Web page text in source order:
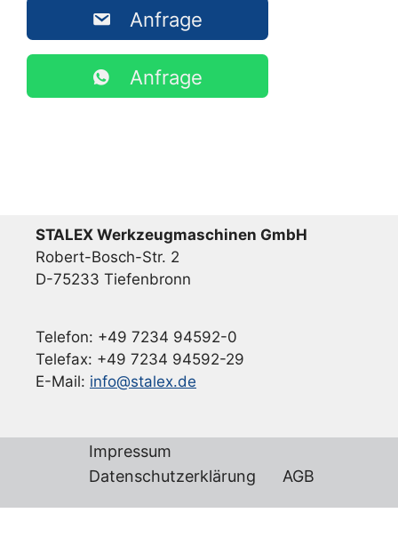
Anfrage
Anfrage
STALEX Werkzeugmaschinen GmbH
Robert-Bosch-Str. 2
D-75233 Tiefenbronn
Telefon: +49 7234 94592-0
Telefax: +49 7234 94592-29
E-Mail: info@stalex.de
Impressum
Datenschutzerklärung
AGB